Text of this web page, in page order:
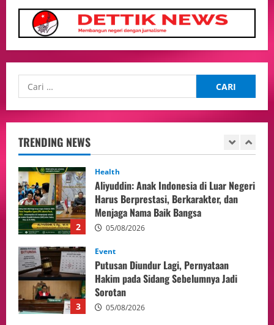
TRENDING NEWS
opini
Menteri BPLH Moh. Jumhur Hidayat
Adakan Pertemuan Dengan Delegasi 6
lembaga investor, Berorientasi Untuk
Meningkatkan SDM
2
Harus Berprestasi, Berkarakter, dan
3
Event
Putusan Diundur Lagi, Pernyataan
Hakim pada Sidang Sebelumnya Jadi
Sorotan
05/08/2026
4
Politik
Presiden Prabowo dan PM Thailand
Sepakat Perkuat Stabilitas ketahan
ASEAN Melalui Penguatan Kerjasama
Kedua Negara.